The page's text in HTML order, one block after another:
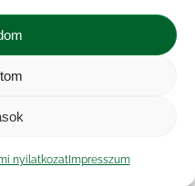
nyilatkozatImpresszum